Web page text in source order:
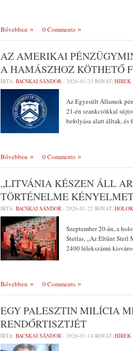
Bővebben 0 Comments
AZ AMERIKAI
A HAMÁSZHOZ KÖTHETŐ
ÍRTA: BACSKAI SÁNDOR - 2026-01-23 ROVAT: HÍREK
Az Egyesült Államok
21-én szankciókkal
befolyása alatt álltak, és
Bővebben 0 Comments
„LITVÁNIA KÉSZEN ÁLL
TÖRTÉNELME
ÍRTA: BACSKAI SÁNDOR - 2026-01-22 ROVAT:
Szeptember 20-án, a
Štetlas, „Az Eltűnt Stetl
2400 lélekszámú
Bővebben 0 Comments
EGY PALESZTIN MILÍCIA
RENDŐRTISZTJÉT
ÍRTA: BACSKAI SÁNDOR - 2026-01-14 ROVAT: HÍREK